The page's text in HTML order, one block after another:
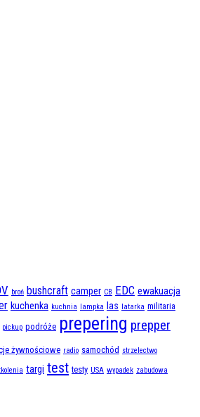
broń bushcraft camper CB EDC ewakuacja
kuchenka kuchnia lampka las latarka militaria
pickup podróże prepering prepper
żywnościowe radio samochód strzelectwo
targi test testy USA wypadek zabudowa